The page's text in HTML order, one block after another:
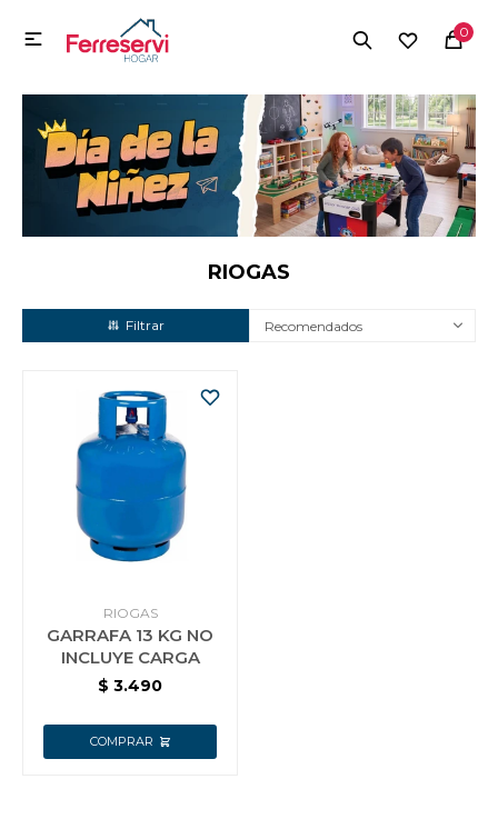
0

RIOGAS
Recomendados
RIOGAS
GARRAFA 13 KG NO
INCLUYE CARGA
$ 3.490
MI CUENTA
Menú Herramientas y Construcción Electrodomésticos
Herramientas y Construcción
Tecnología
Deportes
Camping
Mascotas
Bazar